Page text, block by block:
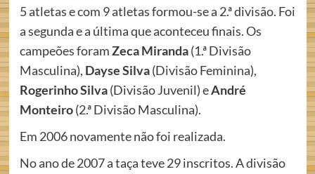
5 atletas e com 9 atletas formou-se a 2.ª divisão. Foi
a segunda e a última que aconteceu finais. Os
campeões foramZeca Miranda(1.ª Divisão
Masculina), Dayse Silva(Divisão Feminina),
Rogerinho Silva(Divisão Juvenil) eAndré
Monteiro(2.ª Divisão Masculina).
Em 2006 novamente não foi realizada.
No ano de 2007 a taça teve 29 inscritos. A divisão